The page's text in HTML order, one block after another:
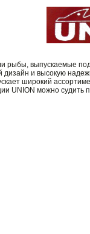
рыбы, выпускаемые
дизайн и высокую
широкий
UNION можно